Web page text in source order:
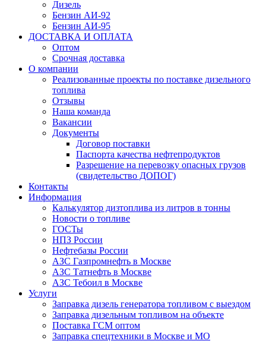
Дизель
Бензин АИ-92
Бензин АИ-95
ДОСТАВКА И ОПЛАТА
Оптом
Срочная доставка
О компании
Реализованные проекты по поставке дизельного
топлива
Отзывы
Наша команда
Вакансии
Документы
Договор поставки
Паспорта качества нефтепродуктов
Разрешение на перевозку опасных грузов
(свидетельство ДОПОГ)
Контакты
Информация
Калькулятор дизтоплива из литров в тонны
Новости о топливе
ГОСТы
НПЗ России
Нефтебазы России
АЗС Газпромнефть в Москве
АЗС Татнефть в Москве
АЗС Тебоил в Москве
Услуги
Заправка дизель генератора топливом с выездом
Заправка дизельным топливом на объекте
Поставка ГСМ оптом
Заправка спецтехники в Москве и МО